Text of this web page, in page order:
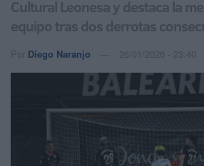
Cultural Leonesa y destaca la
equipo tras dos derrotas
Por Diego Naranjo 26/01/2026 - 23:40